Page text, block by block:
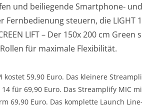
und beiliegende Smartphone-
Fernbedienung steuern, die LIGHT
LIFT – Der 150x 200 cm
für maximale Flexibilität.
kostet 59,90 Euro. Das kleinere
für 69,90 Euro. Das Streamplify MIC
69,90 Euro. Das komplette Launch